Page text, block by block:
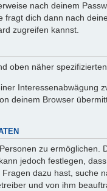
nach deinem
fragt dich dann nach
zugreifen kannst.
oben näher
deinem Browser
zu
jedoch festlegen,
dazu hast,
und von ihm